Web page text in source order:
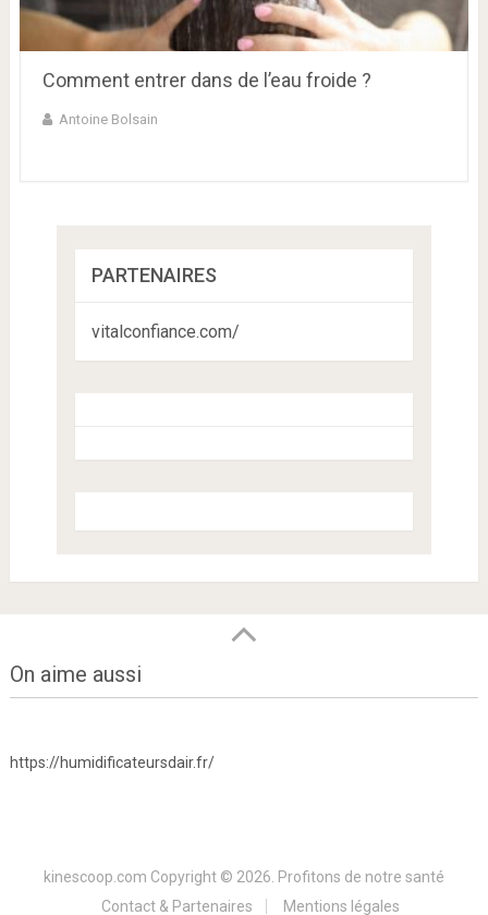
Comment entrer dans de l’eau froide ?
Antoine Bolsain
PARTENAIRES
vitalconfiance.com/
On aime aussi
https://humidificateursdair.fr/
kinescoop.com Copyright © 2026. Profitons de notre santé
Contact & Partenaires
Mentions légales